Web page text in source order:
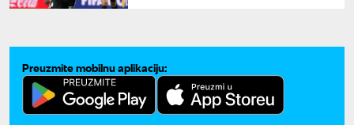
Preuzmite mobilnu aplikaciju: